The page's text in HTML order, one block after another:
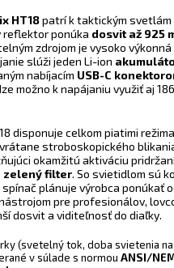
​​HT18patrí k taktickým svetlám
reflektor ponúka dosvit až 925
zdrojom je vysoko výkonná
slúži jeden Li-ion
nabíjacím USB-C
možno k napájaniu využiť aj
disponuje celkom piatimi
vrátane stroboskopického
okamžitú aktiváciu
zelený filter. So svietidlom sú
plánuje výrobca ponúkať
pre profesionálov,
dosvit a viditeľnosť do diaľky.
(svetelný tok, doba svietenia
v súlade s normouANSI/